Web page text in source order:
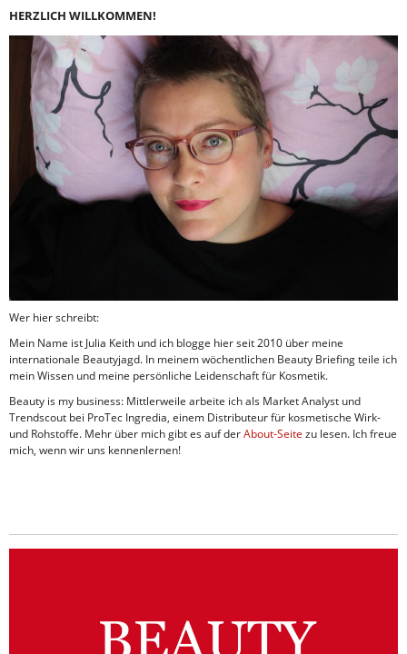
HERZLICH WILLKOMMEN!
Wer hier schreibt:
Mein Name ist Julia Keith und ich blogge hier seit 2010 über meine
internationale Beautyjagd. In meinem wöchentlichen Beauty Briefing teile ich
mein Wissen und meine persönliche Leidenschaft für Kosmetik.
Beauty is my business: Mittlerweile arbeite ich als Market Analyst und
Trendscout bei ProTec Ingredia, einem Distributeur für kosmetische Wirk-
und Rohstoffe. Mehr über mich gibt es auf derAbout-Seite zu lesen. Ich freue
mich, wenn wir uns kennenlernen!